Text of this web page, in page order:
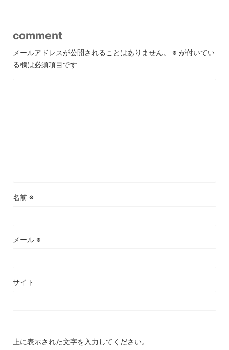
comment
メールアドレスが公開されることはありません。 ※ が付いてい
る欄は必須項目です
名前 ※
メール ※
サイト
上に表示された文字を入力してください。